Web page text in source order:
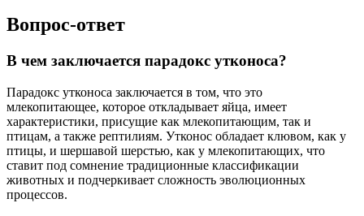
Вопрос-ответ
В чем заключается парадокс утконоса?
Парадокс утконоса заключается в том, что это
млекопитающее, которое откладывает яйца, имеет
характеристики, присущие как млекопитающим, так и
птицам, а также рептилиям. Утконос обладает клювом, как у
птицы, и шершавой шерстью, как у млекопитающих, что
ставит под сомнение традиционные классификации
животных и подчеркивает сложность эволюционных
процессов.